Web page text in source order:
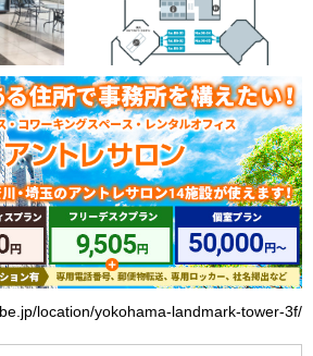
location/yokohama-landmark-tower-3f/